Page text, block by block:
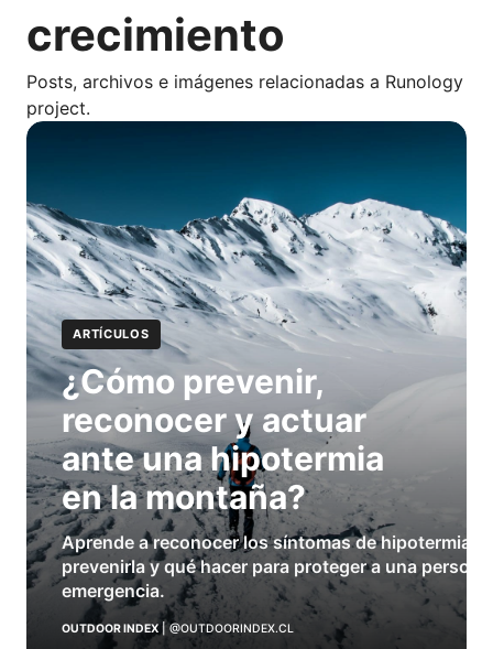
crecimiento
Posts, archivos e imágenes relacionadas a Runology
project.
ARTÍCULOS
¿Cómo prevenir,
reconocer y actuar
ante una hipotermia
en la montaña?
Aprende a reconocer los síntomas de hipotermia
prevenirla y qué hacer para proteger a una
emergencia.
OUTDOOR INDEX| @OUTDOORINDEX.CL